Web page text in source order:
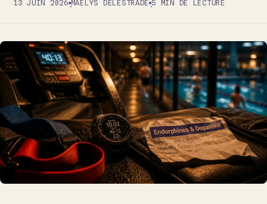
13 JUIN 2026·MAËLYS DELESTRADE·5 MIN DE LECTURE